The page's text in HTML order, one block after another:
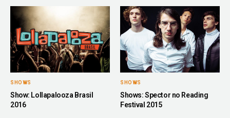
SHOWS
Show: Lollapalooza Brasil
2016
SHOWS
Shows: Spector no Reading
Festival 2015